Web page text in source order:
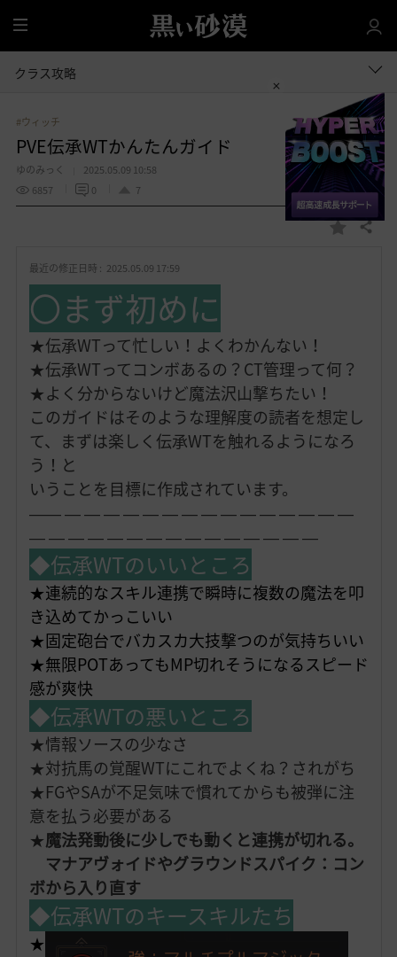
全
体
クラス攻略
#ウィッチ
PVE伝承WTかんたんガイド
ゆのみっく
2025.05.09 10:58
6857
0 7
お 共有する
最近の修正日時 : 2025.05.09 17:59
〇まず初めに
★伝承WTって忙しい！よくわかんない！
★伝承WTってコンボあるの？CT管理って何？
★よく分からないけど魔法沢山撃ちたい！
このガイドはそのような理解度の読者を想定し
て、まずは楽しく伝承WTを触れるようになろ
う！と
いうことを目標に作成されています。
―――――――――――――――――
―――――――――――――――
◆伝承WTのいいところ
★連続的なスキル連携で瞬時に複数の魔法を叩
き込めてかっこいい
★固定砲台でバカスカ大技撃つのが気持ちいい
★無限POTあってもMP切れそうになるスピード
感が爽快
◆伝承WTの悪いところ
★情報ソースの少なさ
★対抗馬の覚醒WTにこれでよくね？されがち
★FGやSAが不足気味で慣れてからも被弾に注
意を払う必要がある
★魔法発動後に少しでも動くと連携が切れる。
マナアヴォイドやグラウンドスパイク：コン
ボから入り直す
◆伝承WTのキースキルたち
★